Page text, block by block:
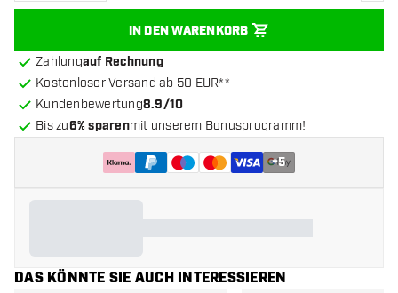
IN DEN WARENKORB
Zahlungauf Rechnung
Kostenloser Versand ab 50 EUR**
Kundenbewertung8.9/10
Bis zu6% sparenmit unserem Bonusprogramm!
+5
DAS KÖNNTE SIE AUCH INTERESSIEREN